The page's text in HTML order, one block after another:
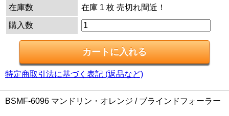
在庫数
在庫 1 枚 売切れ間近！
購入数
特定商取引法に基づく表記 (返品など)
BSMF-6096 マンドリン・オレンジ / ブラインドフォーラー